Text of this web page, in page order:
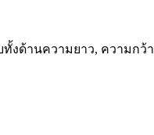
ทั้งด้านความยาว, ความกว้